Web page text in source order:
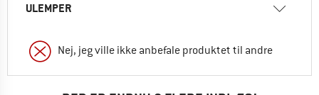
ULEMPER
Nej, jeg ville ikke anbefale produktet til andre